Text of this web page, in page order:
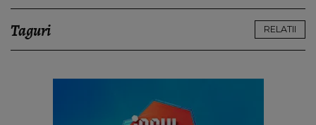
Taguri RELATII